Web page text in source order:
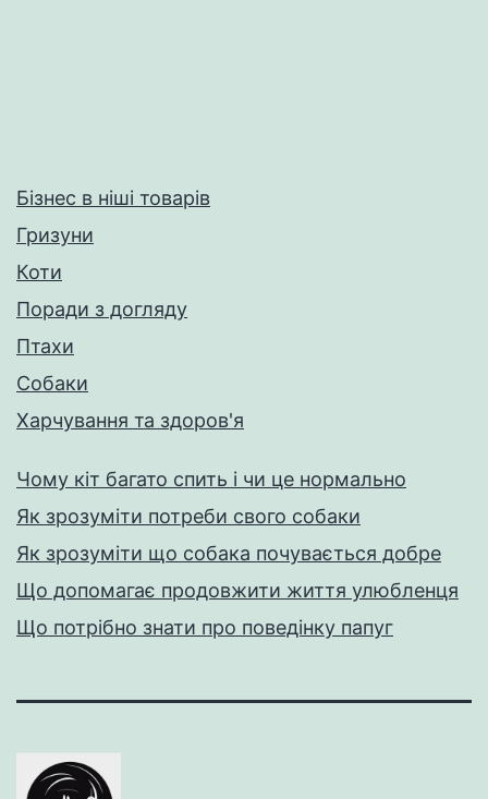
Бізнес в ніші товарів
Гризуни
Коти
Поради з догляду
Птахи
Собаки
Харчування та здоров'я
Чому кіт багато спить і чи це нормально
Як зрозуміти потреби свого собаки
Як зрозуміти що собака почувається добре
Що допомагає продовжити життя улюбленця
Що потрібно знати про поведінку папуг